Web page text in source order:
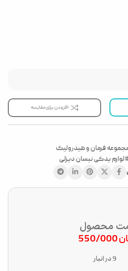
افزودن برای مقایسه
فرمان و هیدرولیک
یدکی نیسان دیزلی
محصول
9 در انبار